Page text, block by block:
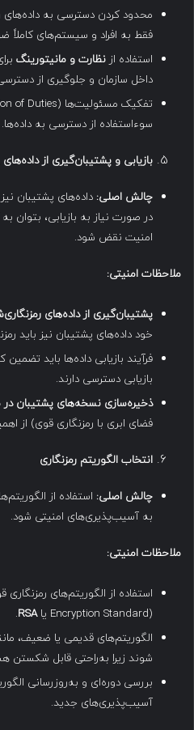
محدود کردن دسترسی به داده‌های
فقط به افراد و سیستم‌های کاملاً
استفاده از نظارت و مانیتورینگ
داخل سازمان و جلوگیری از
سوءاستفاده از دسترسی به داده‌ها.
بازیابی و پشتیبان‌گیری از
چالش اصلی: داده‌های پشتیبان
در صورت نیاز به بازیابی،
امنیت نقض شود.
ملاحظات امنیتی:
پشتیبان‌گیری از داده‌های
خود داده‌های پشتیبان نیز باید
فرآیند بازیابی داده‌ها باید تضمین
بازیابی دسترسی دارند.
ذخیره‌سازی نسخه‌های پشتیبان
فضای ابری با رمزنگاری قوی) از
انتخاب الگوریتم رمزنگاری
چالش اصلی: استفاده از
به آسیب‌پذیری‌های امنیتی شود.
ملاحظات امنیتی:
استفاده از الگوریتم‌های رمزنگاری
Encryption Standard) یا
RSA
.
الگوریتم‌های قدیمی یا ضعیف،
شوند زیرا به‌راحتی قابل شکستن
بررسی دوره‌ای و به‌روزرسانی
آسیب‌پذیری‌های جدید.